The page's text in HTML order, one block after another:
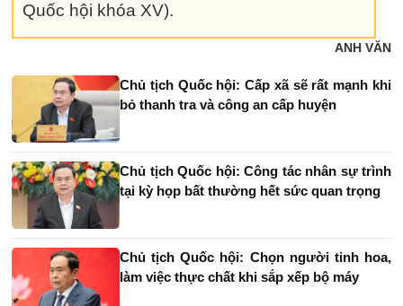
Quốc hội khóa XV).
ANH VĂN
Chủ tịch Quốc hội: Cấp xã sẽ rất mạnh khi
bỏ thanh tra và công an cấp huyện
Chủ tịch Quốc hội: Công tác nhân sự trình
tại kỳ họp bất thường hết sức quan trọng
Chủ tịch Quốc hội: Chọn người tinh hoa,
làm việc thực chất khi sắp xếp bộ máy